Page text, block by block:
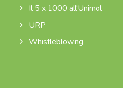
Il 5 x 1000 all'Unimol
URP
Whistleblowing